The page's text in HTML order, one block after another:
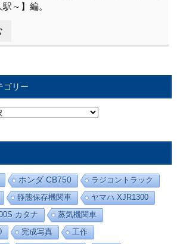
～】編。
ゴリー
ホンダ CB750
ラジコントラック
静態保存機関車
ヤマハ XJR1300
カタナ
蒸気機関車
完成写真 工作